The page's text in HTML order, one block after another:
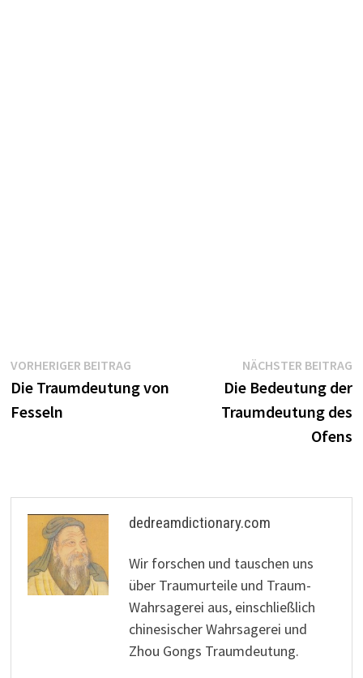
Beitragsnavigation
VORHERIGER BEITRAGVorheriger
Beitrag:
Die Traumdeutung von
Fesseln
NÄCHSTER BEITRAG
Die Bedeutung der
Traumdeutung des
Ofens
dedreamdictionary.com
Wir forschen und tauschen uns
über Traumurteile und Traum-
Wahrsagerei aus, einschließlich
chinesischer Wahrsagerei und
Zhou Gongs Traumdeutung.